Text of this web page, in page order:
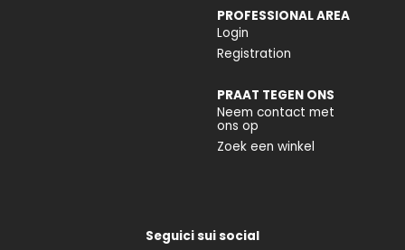
PROFESSIONAL AREA
Login
Registration
PRAAT TEGEN ONS
Neem contact met
ons op
Zoek een winkel
Seguici sui social